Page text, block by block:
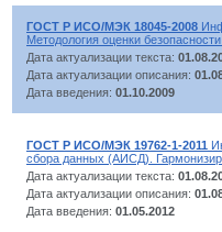
ГОСТ Р ИСО/МЭК 18045-2008
Методология оценки
Дата актуализации текста:
Дата актуализации описания:
Дата введения: 01.10.2009
ГОСТ Р ИСО/МЭК 19762-1-2011
сбора данных (АИСД).
Дата актуализации текста:
Дата актуализации описания:
Дата введения: 01.05.2012